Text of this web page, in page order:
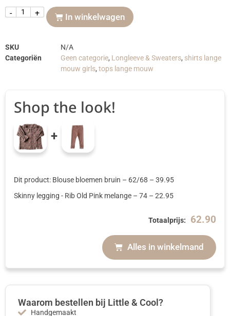
- + In winkelwagen
SKU
N/A
Categoriën
Geen categorie, Longleeve & Sweaters, shirts lange
mouw girls, tops lange mouw
Shop the look!
+
Totaalprijs: 62.90
Alles in winkelmand
Dit product: Blouse bloemen bruin – 62/68 – 39.95
Skinny legging - Rib Old Pink melange – 74 – 22.95
Waarom bestellen bij Little & Cool?
Handgemaakt